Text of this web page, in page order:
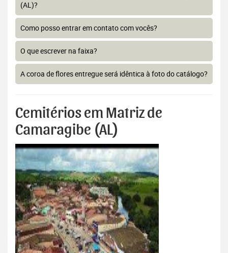
(AL)?
Como posso entrar em contato com vocês?
O que escrever na faixa?
A coroa de flores entregue será idêntica à foto do catálogo?
Cemitérios em Matriz de
Camaragibe (AL)